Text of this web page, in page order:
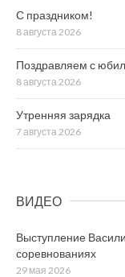
С праздником!
8 августа 2026
Поздравляем с
8 августа 2026
Утренняя зарядка
7 августа 2026
ВИДЕО
Выступление
соревнованиях
29 мая 2026